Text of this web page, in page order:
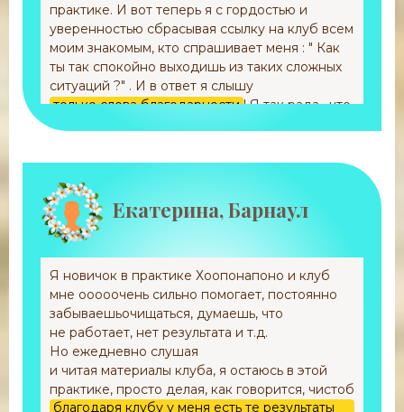
практике. И вот теперь я с гордостью и
уверенностью сбрасывая ссылку на клуб всем
моим знакомым, кто спрашивает меня : " Как
ты так спокойно выходишь из таких сложных
ситуаций ?" . И в ответ я слышу
только слова благодарности ! Я так рада , что
с помощью маленькой ссылки на Клуб, все
подхватывают эстафету очищения! Встречи
месяца и прогнозы дают мощный стимул
чистить и чистить. Безмерно и сердечно
благодарю вас, Гуля, и всех , кто ричастен к
клубу за такой огромный труд и вклад в
очищение! Благодарю!
Екатерина, Барнаул
Я новичок в практике Хоопонапоно и клуб
мне ооооочень сильно помогает, постоянно
забываешьочищаться, думаешь, что
не работает, нет результата и т.д.
Но ежедневно слушая
и читая материалы клуба, я остаюсь в этой
практике, просто делая, как говорится, чистоб
благодаря клубу у меня есть те результаты